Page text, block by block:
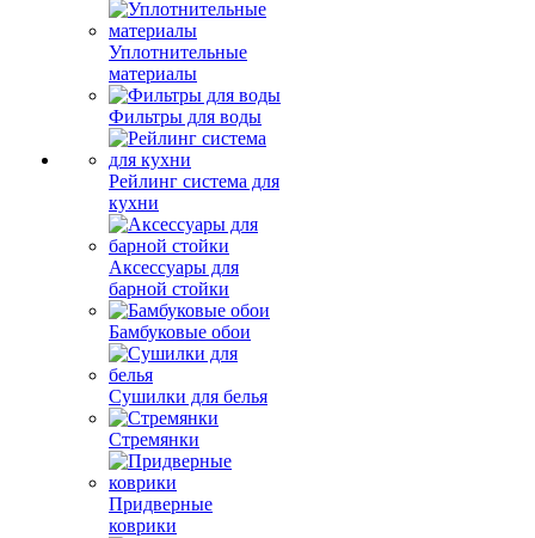
Уплотнительные
материалы
Фильтры для воды
Рейлинг система для
кухни
Аксессуары для
барной стойки
Бамбуковые обои
Сушилки для белья
Стремянки
Придверные
коврики